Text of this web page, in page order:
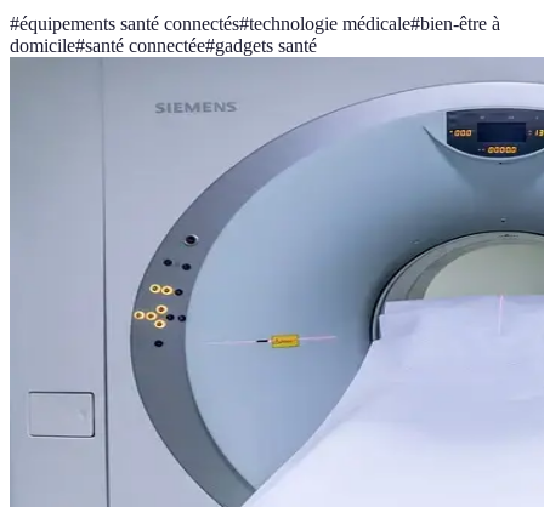
#équipements santé connectés#technologie médicale#bien-être à
domicile#santé connectée#gadgets santé